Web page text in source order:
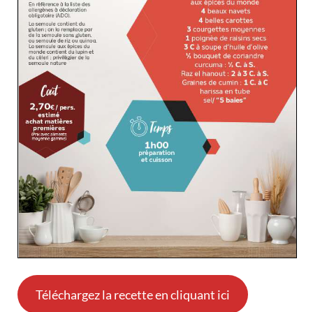
Téléchargez la recette en cliquant ici